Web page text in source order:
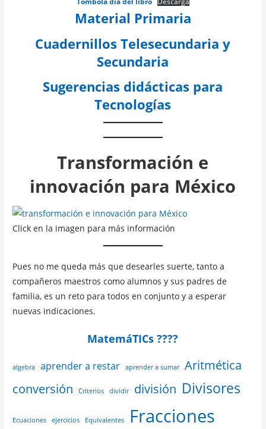
Material Primaria
Cuadernillos Telesecundaria y
Secundaria
Sugerencias didácticas para
Tecnologías
Transformación e
innovación para México
Click en la imagen para más información
Pues no me queda más que desearles suerte, tanto a
compañeros maestros como alumnos y sus padres de
familia, es un reto para todos en conjunto y a esperar
nuevas indicaciones.
MatemáTICs ????
algebra aprender a restar aprender a sumar
Aritmética
conversión
Criterios dividir división Divisores
Ecuaciones ejercicios Equivalentes Fracciones